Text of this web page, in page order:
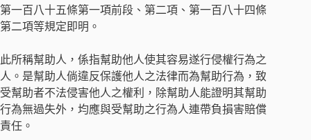
第一百八十五條第一項前段、第二項、第一百八十四條
第二項等規定即明。
此所稱幫助人，係指幫助他人使其容易遂行侵權行為之
人。是幫助人倘違反保護他人之法律而為幫助行為，致
受幫助者不法侵害他人之權利，除幫助人能證明其幫助
行為無過失外，均應與受幫助之行為人連帶負損害賠償
責任。